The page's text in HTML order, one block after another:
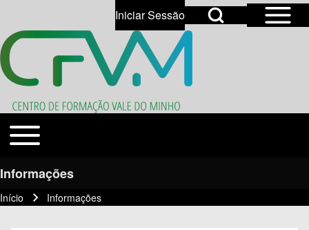
Close search
Search
Open Sidebar
Open Search Block
User account menu
Iniciar SessãoOpen login dialog
Temas
Toggle main menu
Informações
Navegação estrutural
Início Informações